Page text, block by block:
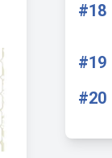
#18
#19
#20